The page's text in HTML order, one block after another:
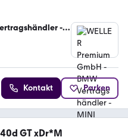
-
Kontakt Parken
GT xDr*M